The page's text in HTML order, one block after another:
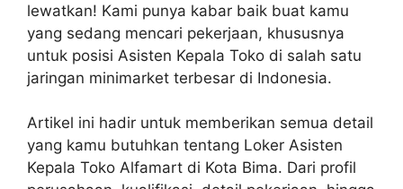
lewatkan! Kami punya kabar baik buat kamu
yang sedang mencari pekerjaan, khususnya
untuk posisi Asisten Kepala Toko di salah satu
jaringan minimarket terbesar di Indonesia.
Artikel ini hadir untuk memberikan semua detail
yang kamu butuhkan tentang Loker Asisten
Kepala Toko Alfamart di Kota Bima. Dari profil